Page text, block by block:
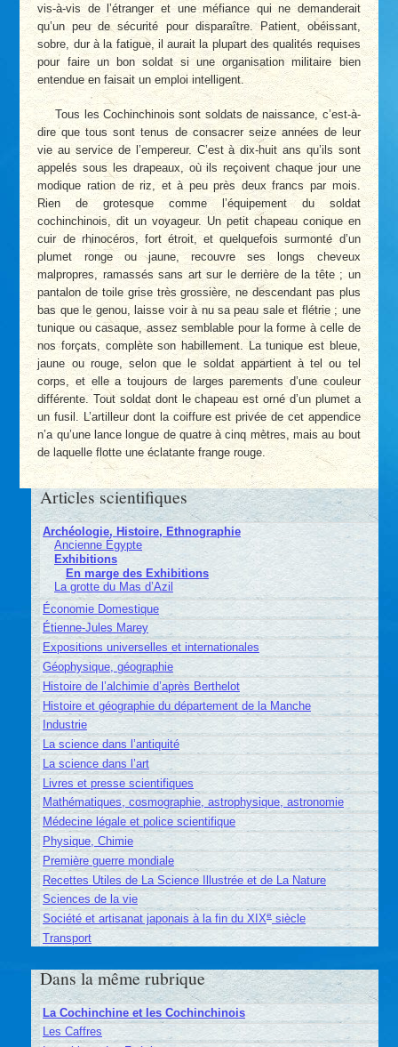
vis-à-vis de l’étranger et une méfiance qui ne demanderait
qu’un peu de sécurité pour disparaître. Patient, obéissant,
sobre, dur à la fatigue, il aurait la plupart des qualités requises
pour faire un bon soldat si une organisation militaire bien
entendue en faisait un emploi intelligent.
Tous les Cochinchinois sont soldats de naissance, c’est-à-
dire que tous sont tenus de consacrer seize années de leur
vie au service de l’empereur. C’est à dix-huit ans qu’ils sont
appelés sous les drapeaux, où ils reçoivent chaque jour une
modique ration de riz, et à peu près deux francs par mois.
Rien de grotesque comme l’équipement du soldat
cochinchinois, dit un voyageur. Un petit chapeau conique en
cuir de rhinocéros, fort étroit, et quelquefois surmonté d’un
plumet ronge ou jaune, recouvre ses longs cheveux
malpropres, ramassés sans art sur le derrière de la tête ; un
pantalon de toile grise très grossière, ne descendant pas plus
bas que le genou, laisse voir à nu sa peau sale et flétrie ; une
tunique ou casaque, assez semblable pour la forme à celle de
nos forçats, complète son habillement. La tunique est bleue,
jaune ou rouge, selon que le soldat appartient à tel ou tel
corps, et elle a toujours de larges parements d’une couleur
différente. Tout soldat dont le chapeau est orné d’un plumet a
un fusil. L’artilleur dont la coiffure est privée de cet appendice
n’a qu’une lance longue de quatre à cinq mètres, mais au bout
de laquelle flotte une éclatante frange rouge.
Articles scientifiques
Archéologie, Histoire, Ethnographie
Ancienne Égypte
Exhibitions
En marge des Exhibitions
La grotte du Mas d’Azil
Économie Domestique
Étienne-Jules Marey
Expositions universelles et internationales
Géophysique, géographie
Histoire de l’alchimie d’après Berthelot
Histoire et géographie du département de la Manche
Industrie
La science dans l’antiquité
La science dans l’art
Livres et presse scientifiques
Mathématiques, cosmographie, astrophysique, astronomie
Médecine légale et police scientifique
Physique, Chimie
Première guerre mondiale
Recettes Utiles de La Science Illustrée et de La Nature
Sciences de la vie
Société et artisanat japonais à la fin du XIXesiècle
Transport
Dans la même rubrique
La Cochinchine et les Cochinchinois
Les Caffres